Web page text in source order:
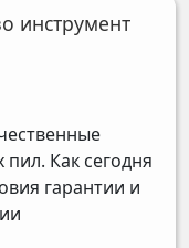
инструмент
Как сегодня
гарантии и